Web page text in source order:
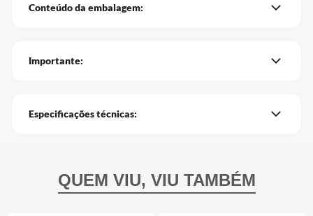
Conteúdo da embalagem:
Importante:
Especificações técnicas: